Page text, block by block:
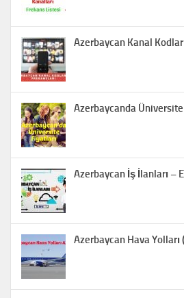
Azerbaycan Kanal
Azerbaycanda
Azerbaycan İş İlanları –
Azerbaycan Hava Yolları